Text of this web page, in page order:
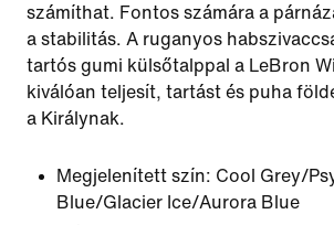
számíthat. Fontos számára a
a stabilitás. A ruganyos
tartós gumi külsőtalppal a LeBron
kiválóan teljesít, tartást és puha
a Királynak.
Megjelenített szín: Cool Grey/
Blue/Glacier Ice/Aurora Blue